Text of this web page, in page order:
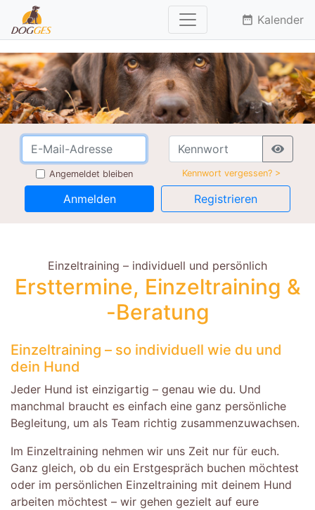
date_range Kalender
Angemeldet bleiben Kennwort vergessen? >
Anmelden Registrieren
Einzeltraining – individuell und persönlich
Ersttermine, Einzeltraining &
-Beratung
Einzeltraining – so individuell wie du und
dein Hund
Jeder Hund ist einzigartig – genau wie du. Und
manchmal braucht es einfach eine ganz persönliche
Begleitung, um als Team richtig zusammenzuwachsen.
Im Einzeltraining nehmen wir uns Zeit nur für euch.
Ganz gleich, ob du ein Erstgespräch buchen möchtest
oder im persönlichen Einzeltraining mit deinem Hund
arbeiten möchtest – wir gehen gezielt auf eure